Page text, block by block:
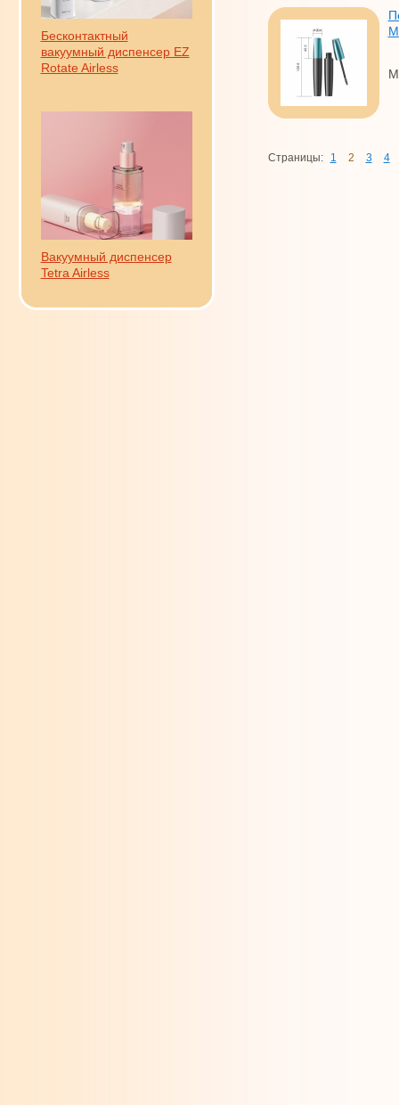
Бесконтактный
вакуумный диспенсер EZ
Rotate Airless
Вакуумный диспенсер
Tetra Airless
Страницы: 1 2 3 4